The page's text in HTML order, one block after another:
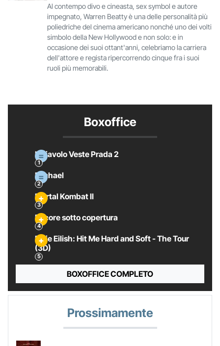
Al contempo divo e cineasta, sex symbol e autore
impegnato, Warren Beatty è una delle personalità più
poliedriche del cinema americano nonché uno dei volti
simbolo della New Hollywood e non solo: e in
occasione dei suoi ottant'anni, celebriamo la carriera
dell'attore e regista ripercorrendo cinque fra i suoi
ruoli più memorabili.
Boxoffice
Il Diavolo Veste Prada 2
Michael
Mortal Kombat II
Pecore sotto copertura
Billie Eilish: Hit Me Hard and Soft - The Tour
(3D)
BOXOFFICE COMPLETO
Prossimamente